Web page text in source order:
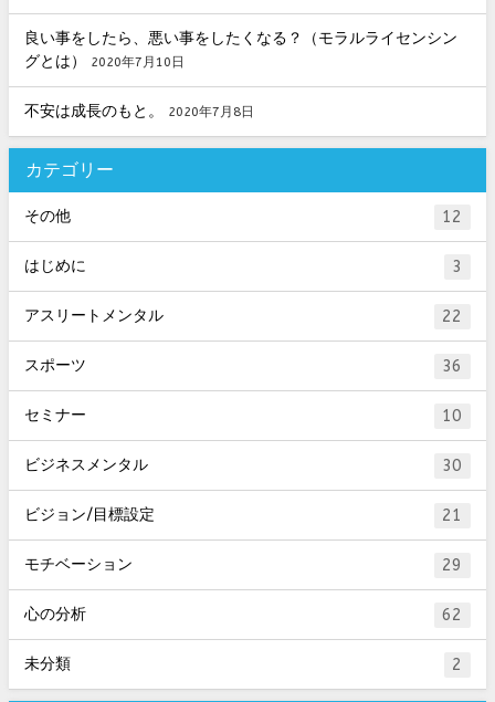
良い事をしたら、悪い事をしたくなる？（モラルライセンシン
グとは）
2020年7月10日
不安は成長のもと。 2020年7月8日
カテゴリー
その他 12
はじめに 3
アスリートメンタル 22
スポーツ 36
セミナー 10
ビジネスメンタル 30
ビジョン/目標設定 21
モチベーション 29
心の分析 62
未分類 2